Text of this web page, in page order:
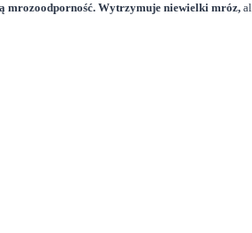
mrozoodporność. Wytrzymuje niewielki mróz,